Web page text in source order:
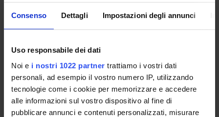
Consenso Dettagli Impostazioni degli annunci
Uso responsabile dei dati
Noi e i nostri 1022 partner trattiamo i vostri dati
personali, ad esempio il vostro numero IP, utilizzando
tecnologie come i cookie per memorizzare e accedere
alle informazioni sul vostro dispositivo al fine di
pubblicare annunci e contenuti personalizzati, misurare
Handle IRIS:
11562/19975
Deposited On:
Last Modified:
November 3, 2022
Bibliographic citation:
Pappalardo, Maria ,Realities and potentialities of the
tourism structures and flows of Desenzano of Garda